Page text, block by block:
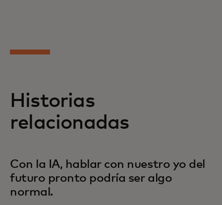
Historias
relacionadas
Con la IA, hablar con nuestro yo del
futuro pronto podría ser algo
normal.